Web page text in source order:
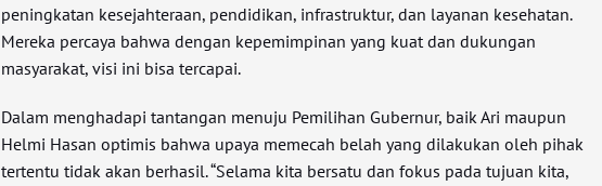
peningkatan kesejahteraan, pendidikan, infrastruktur, dan layanan kesehatan.
Mereka percaya bahwa dengan kepemimpinan yang kuat dan dukungan
masyarakat, visi ini bisa tercapai.
Dalam menghadapi tantangan menuju Pemilihan Gubernur, baik Ari maupun
Helmi Hasan optimis bahwa upaya memecah belah yang dilakukan oleh pihak
tertentu tidak akan berhasil. “Selama kita bersatu dan fokus pada tujuan kita,